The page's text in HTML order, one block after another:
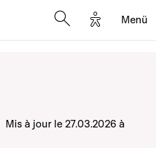
Options
Menü
Mis à jour le 27.03.2026 à